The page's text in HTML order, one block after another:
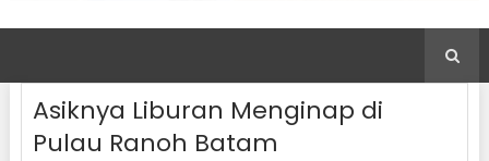
Asiknya Liburan Menginap di
Pulau Ranoh Batam